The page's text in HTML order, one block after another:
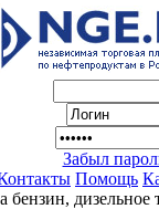
Забыл
Помощь